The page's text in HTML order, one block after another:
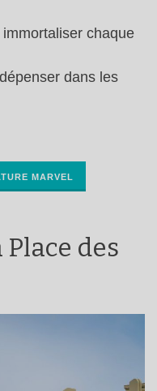
chaque
dans les
MARVEL
des